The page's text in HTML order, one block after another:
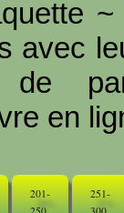
avec
en
201-
251-